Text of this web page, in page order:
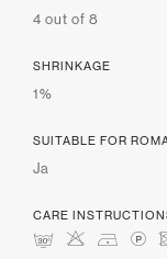
4 out of 8
SHRINKAGE
1%
SUITABLE FOR
Ja
CARE